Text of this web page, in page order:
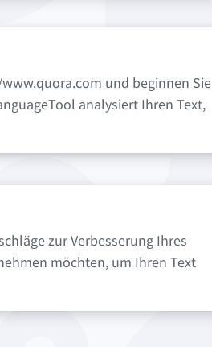
und beginnen Sie
analysiert Ihren Text,
zur Verbesserung Ihres
möchten, um Ihren Text